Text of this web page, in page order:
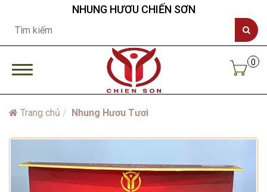
NHUNG HƯƠU CHIẾN SƠN
0
Trang chủ Nhung Hươu Tươi